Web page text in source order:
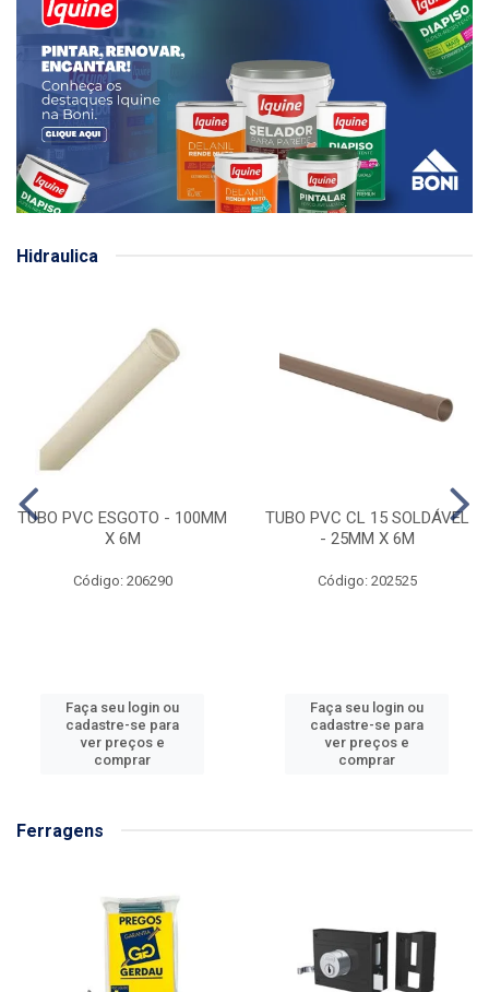
Hidraulica
TUBO PVC ESGOTO - 100MM
X 6M
Código: 206290
Faça seu login ou
cadastre-se para
ver preços e
comprar
TUBO PVC CL 15 SOLDÁVEL
- 25MM X 6M
Código: 202525
Faça seu login ou
cadastre-se para
ver preços e
comprar
Ferragens